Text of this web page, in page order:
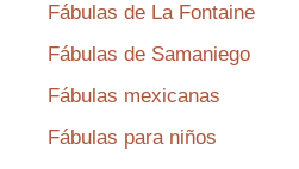
Fábulas de La Fontaine
Fábulas de Samaniego
Fábulas mexicanas
Fábulas para niños